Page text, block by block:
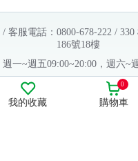
客服電話：0800-678-222 /
186號18樓
一~週五09:00~20:00，週六~
© 2016 大樹連鎖藥局. All
販售業者資料：
我的收藏 購物車
0